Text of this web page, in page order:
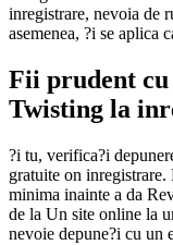
inregistrare, nevoia de
asemenea, ?i se aplica
Fii prudent
Twisting la
?i tu, verifica?i
gratuite on
minima inainte a da
de la Un site online la
nevoie depune?i cu un